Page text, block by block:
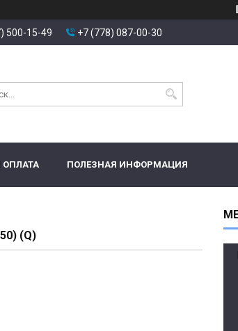
500-15-49 +7 (778) 087-00-30
ОПЛАТА ПОЛЕЗНАЯ ИНФОРМАЦИЯ
(Q)